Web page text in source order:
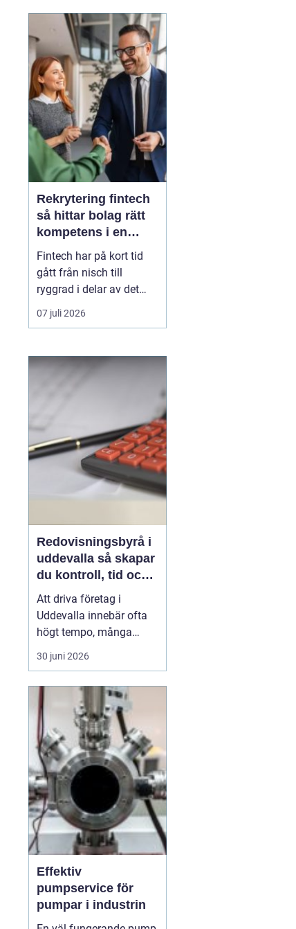
frigöra pengar ur
föremål som legat
oanvända i lå...
Rekrytering fintech
så hittar bolag rätt
kompetens i en
reglerad
tillväxtbransch
Fintech har på kort tid
gått från nisch till
ryggrad i delar av det
finansiella ekosystemet.
Betallösningar, digitala
försäkringsteknik och
krypto utmanar
etablerade strukturer
riskhanterin...
07 juli 2026
Redovisningsbyrå i
uddevalla så skapar
du kontroll, tid och
lönsamhet i ditt
företag
Att driva företag i
Uddevalla innebär ofta
högt tempo, många
hattar på huvudet och en
ständig balansgång
administration. När
bokföring, löner och
deklarationer börjar ta
mer tid än affärerna, blir
en professionell partner
en vik...
30 juni 2026
Effektiv
pumpservice för
pumpar i industrin